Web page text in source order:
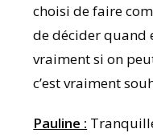
choisi de faire
de décider quand
vraiment si on
c’est vraiment
Pauline :